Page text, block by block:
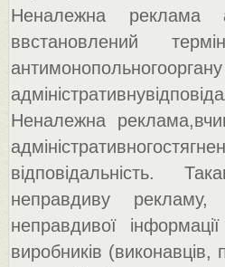
Неналежна реклама
ввстановлений
Неналежна
відповідальність.
неправдиву
неправдивої
виробників (виконавців,